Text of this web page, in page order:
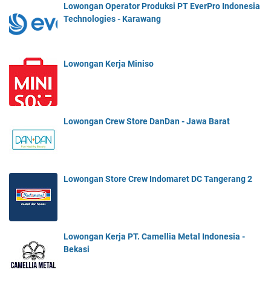
Lowongan Operator Produksi PT EverPro Indonesia
Technologies - Karawang
Lowongan Kerja Miniso
Lowongan Crew Store DanDan - Jawa Barat
Lowongan Store Crew Indomaret DC Tangerang 2
Lowongan Kerja PT. Camellia Metal Indonesia -
Bekasi